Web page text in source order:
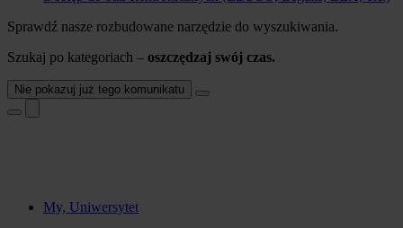
Sprawdź nasze rozbudowane narzędzie do wyszukiwania.
Szukaj po kategoriach – oszczędzaj swój czas.
Nie pokazuj już tego komunikatu
My, Uniwersytet